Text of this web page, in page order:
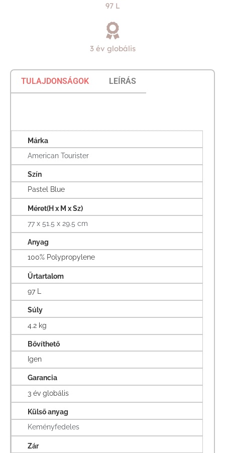
97 L
3 év globális
TULAJDONSÁGOK LEÍRÁS
Márka
American Tourister
Szín
Pastel Blue
Méret(H x M x Sz)
77 x 51.5 x 29.5 cm
Anyag
100% Polypropylene
Űrtartalom
97 L
Súly
4.2 kg
Bővíthető
Igen
Garancia
3 év globális
Külső anyag
Keményfedeles
Zár